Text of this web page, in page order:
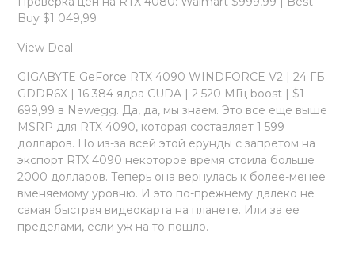
Buy $1 049,99
View Deal
GIGABYTE GeForce RTX 4090 WINDFORCE V2 | 24 ГБ
GDDR6X | 16 384 ядра CUDA | 2 520 МГц boost | $1
699,99 в Newegg. Да, да, мы знаем. Это все еще выше
MSRP для RTX 4090, которая составляет 1 599
долларов. Но из-за всей этой ерунды с запретом на
экспорт RTX 4090 некоторое время стоила больше
2000 долларов. Теперь она вернулась к более-менее
вменяемому уровню. И это по-прежнему далеко не
самая быстрая видеокарта на планете. Или за ее
пределами, если уж на то пошло.